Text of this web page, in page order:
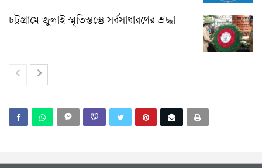
চট্টগ্রামে জুলাই স্মৃতিস্তম্ভে সর্বসাধারণের শ্রদ্ধা